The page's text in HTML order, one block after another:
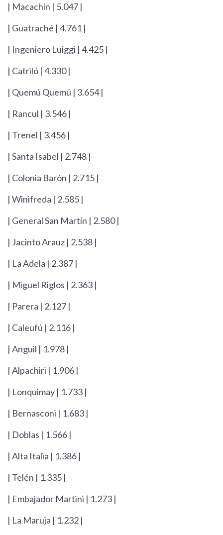
| Macachín | 5.047 |
| Guatraché | 4.761 |
| Ingeniero Luiggi | 4.425 |
| Catriló | 4.330 |
| Quemú Quemú | 3.654 |
| Rancul | 3.546 |
| Trenel | 3.456 |
| Santa Isabel | 2.748 |
| Colonia Barón | 2.715 |
| Winifreda | 2.585 |
| General San Martín | 2.580 |
| Jacinto Arauz | 2.538 |
| La Adela | 2.387 |
| Miguel Riglos | 2.363 |
| Parera | 2.127 |
| Caleufú | 2.116 |
| Anguil | 1.978 |
| Alpachiri | 1.906 |
| Lonquimay | 1.733 |
| Bernasconi | 1.683 |
| Doblas | 1.566 |
| Alta Italia | 1.386 |
| Telén | 1.335 |
| Embajador Martini | 1.273 |
| La Maruja | 1.232 |